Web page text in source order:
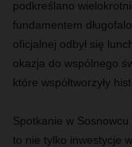
podkreślano
fundamentem
oficjalnej odbył się
okazja do wspólnego
które współtworzyły
Spotkanie w Sosnowcu
to nie tylko inwestycje